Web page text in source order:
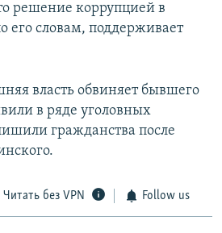
решение коррупцией в
его словам, поддерживает
власть обвиняет бывшего
в ряде уголовных
гражданства после
Читать без VPN Follow us